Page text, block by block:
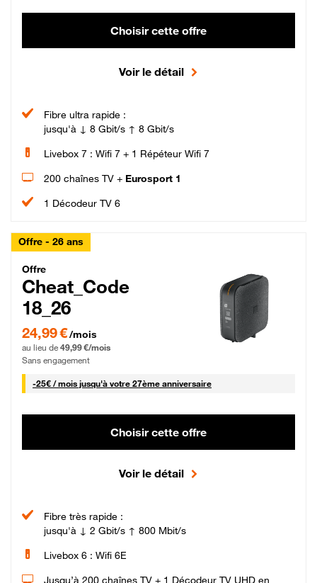
Choisir cette offre
Voir le détail
Fibre ultra rapide :
jusqu'à ↓ 8 Gbit/s ↑ 8 Gbit/s
Livebox 7 : Wifi 7 + 1 Répéteur Wifi 7
200 chaînes TV + Eurosport 1
1 Décodeur TV 6
Offre - 26 ans
Cheat_Code Fibre_18_26
Offre
Cheat_Code
18_26
24,99 € par mois pendant 0 mois puis 49,99 € par mois, Sans engagement
24,99 €/mois
au lieu de 49,99 €/mois
Sans engagement
-25€ / mois25 € par mois
jusqu'à votre 27ème anniversaire
Choisir cette offre
Voir le détail
Fibre très rapide :
jusqu'à ↓ 2 Gbit/s ↑ 800 Mbit/s
Livebox 6 : Wifi 6E
Jusqu’à 200 chaînes TV + 1 Décodeur TV UHD en